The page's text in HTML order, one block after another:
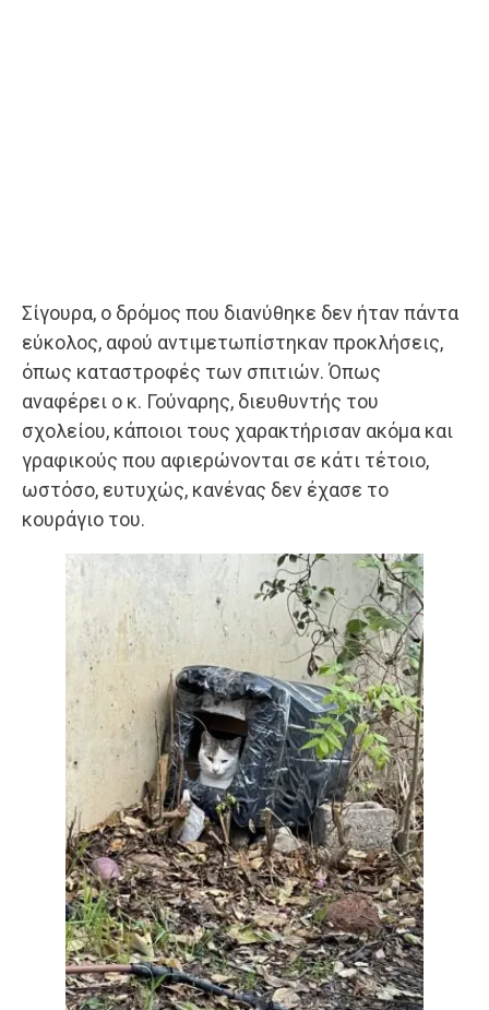
Σίγουρα, ο δρόμος που διανύθηκε δεν ήταν πάντα
εύκολος, αφού αντιμετωπίστηκαν προκλήσεις,
όπως καταστροφές των σπιτιών. Όπως
αναφέρει ο κ. Γούναρης, διευθυντής του
σχολείου, κάποιοι τους χαρακτήρισαν ακόμα και
γραφικούς που αφιερώνονται σε κάτι τέτοιο,
ωστόσο, ευτυχώς, κανένας δεν έχασε το
κουράγιο του.